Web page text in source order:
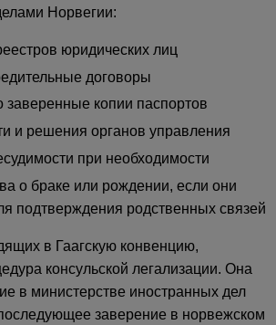
Норвегии:
юридических лиц
договоры
заверенные копии паспортов
и решения органов управления
при необходимости
о браке или рождении, если они
подтверждения родственных связей
в Гаагскую конвенцию,
консульской легализации. Она
в министерстве иностранных дел
заверение в норвежском